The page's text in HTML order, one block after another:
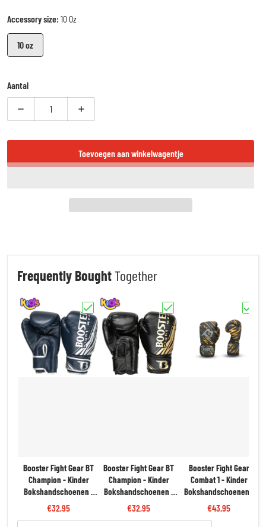
Accessory size: 10 Oz
10 oz
Aantal
Verlaag aantal voor Booster BT Sparring V2 - Bokshandschoenen -
Verhoog aantal voor Booster BT Sparring V2 -
Toevoegen aan winkelwagentje
Frequently BoughtTogether
Kies "Booster Fight Gear BT Champion - Kinder
Booster Fight Gear BT
Champion - Kinder
Bokshandschoenen -
Blauw/Zilver | Kracht &
Bescherming
€32,95
Kies "Booster Fight Gear BT
Booster Fight Gear BT
Champion - Kinder
Bokshandschoenen -
Zwart/Goud | Kracht &
Bescherming
€32,95
Booster Fight Gear
Combat 1 - Kinder
Bokshandschoenen -
Goud/Zwart Bliksem |
Kracht & Bescherming
€43,95